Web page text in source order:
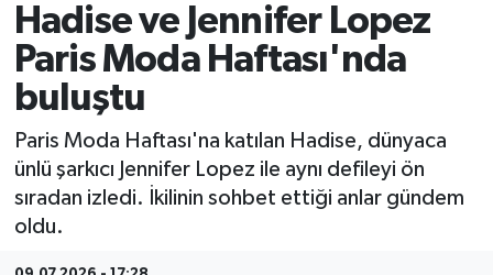
Hadise ve Jennifer Lopez
Paris Moda Haftası'nda
buluştu
Paris Moda Haftası'na katılan Hadise, dünyaca
ünlü şarkıcı Jennifer Lopez ile aynı defileyi ön
sıradan izledi. İkilinin sohbet ettiği anlar gündem
oldu.
Resmi İlanlar
Alanyaspor
Turizm
Süper Lig Puan Durumu ve Fikstür
Tüm Manşetler
Son Dakika Haberleri